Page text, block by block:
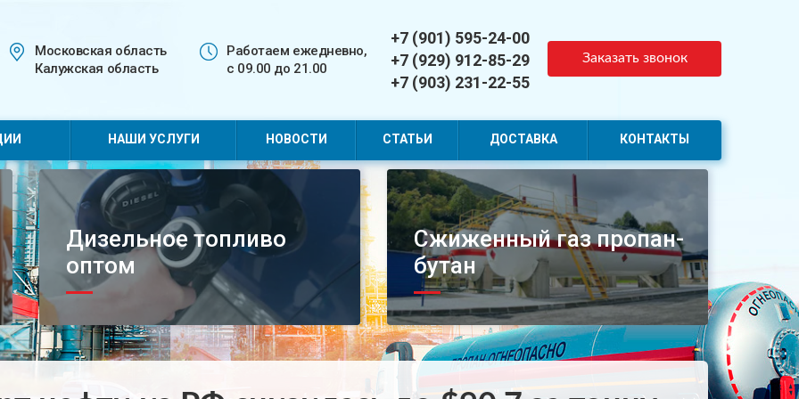
Московская область
Калужская область
Работаем ежедневно,
с 09.00 до 21.00
+7 (901) 595-24-00
+7 (929) 912-85-29
+7 (903) 231-22-55
Заказать звонок
НАШИ УСЛУГИ НОВОСТИ СТАТЬИ ДОСТАВКА КОНТАКТЫ
Дизельное топливо
оптом
Сжиженный газ пропан-
бутан